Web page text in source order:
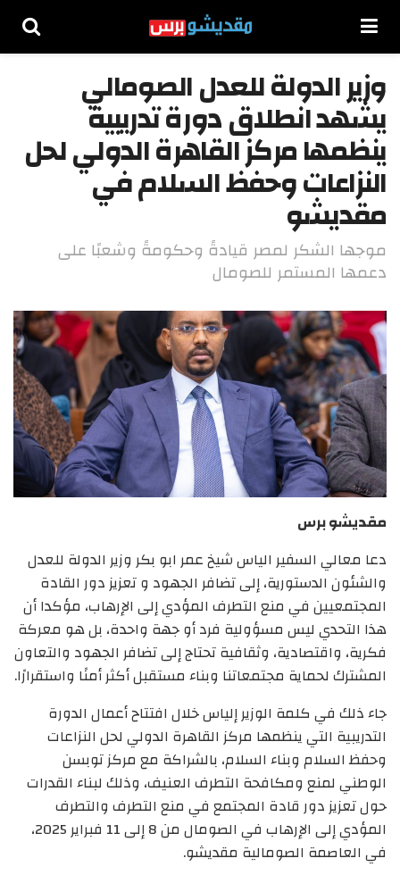
وزير الدولة للعدل الصومالي
يشهد انطلاق دورة تدريبية
ينظمها مركز القاهرة الدولي لحل
النزاعات وحفظ السلام في
مقديشو
موجها الشكر لمصر قيادةً وحكومةً وشعبًا على
دعمها المستمر للصومال
مقديشو برس
دعا معالي السفير الياس شيخ عمر ابو بكر وزير الدولة للعدل
والشئون الدستورية، إلى تضافر الجهود و تعزيز دور القادة
المجتمعيين في منع التطرف المؤدي إلى الإرهاب، مؤكدا أن
هذا التحدي ليس مسؤولية فرد أو جهة واحدة، بل هو معركة
فكرية، واقتصادية، وثقافية تحتاج إلى تضافر الجهود والتعاون
المشترك لحماية مجتمعاتنا وبناء مستقبل أكثر أمنًا واستقرارًا.
جاء ذلك في كلمة الوزير إلياس خلال افتتاح أعمال الدورة
التدريبية التي ينظمها مركز القاهرة الدولي لحل النزاعات
وحفظ السلام وبناء السلام، بالشراكة مع مركز توبسن
الوطني لمنع ومكافحة التطرف العنيف، وذلك لبناء القدرات
حول تعزيز دور قادة المجتمع في منع التطرف والتطرف
المؤدي إلى الإرهاب في الصومال من 8 إلى 11 فبراير 2025،
في العاصمة الصومالية مقديشو.